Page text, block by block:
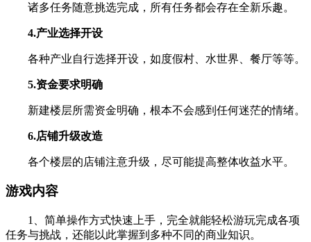
诸多任务随意挑选完成，所有任务都会存在全新乐趣。
4.产业选择开设
各种产业自行选择开设，如度假村、水世界、餐厅等等。
5.资金要求明确
新建楼层所需资金明确，根本不会感到任何迷茫的情绪。
6.店铺升级改造
各个楼层的店铺注意升级，尽可能提高整体收益水平。
游戏内容
1、简单操作方式快速上手，完全就能轻松游玩完成各项
任务与挑战，还能以此掌握到多种不同的商业知识。